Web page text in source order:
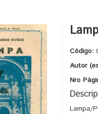
Código:
Autor
Nro
Lampa/